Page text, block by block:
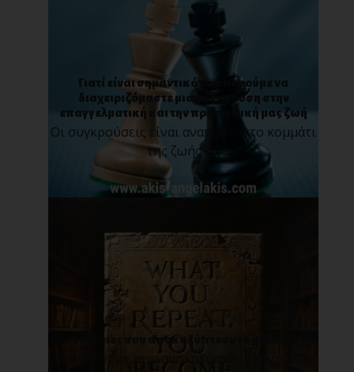
Γιατί είναι σημαντικό να μπορούμε να
διαχειριζόμαστε μια σύγκρουση στην
επαγγελματική και την προσωπική μας ζωή
Οι συγκρούσεις είναι αναπόφευκτο κομμάτι
της ζωής [...]
Οι συνήθειες σου αποκαλύπτουν το μέλλον σου.
Οι συνήθειες σου αποκαλύπτουν το μέλλον